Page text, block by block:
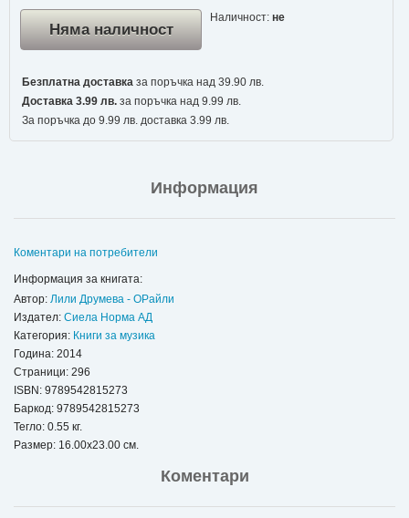
Няма наличност
Наличност: не
Безплатна доставказа поръчка над 39.90 лв.
Доставка 3.99 лв.за поръчка над 9.99 лв.
За поръчка до 9.99 лв. доставка 3.99 лв.
Информация
Коментари на потребители
Информация за книгата:
Автор: Лили Друмева - ОРайли
Издател: Сиела Норма АД
Категория: Книги за музика
Година: 2014
Страници: 296
ISBN: 9789542815273
Баркод: 9789542815273
Тегло: 0.55 кг.
Размер: 16.00x23.00 см.
Коментари